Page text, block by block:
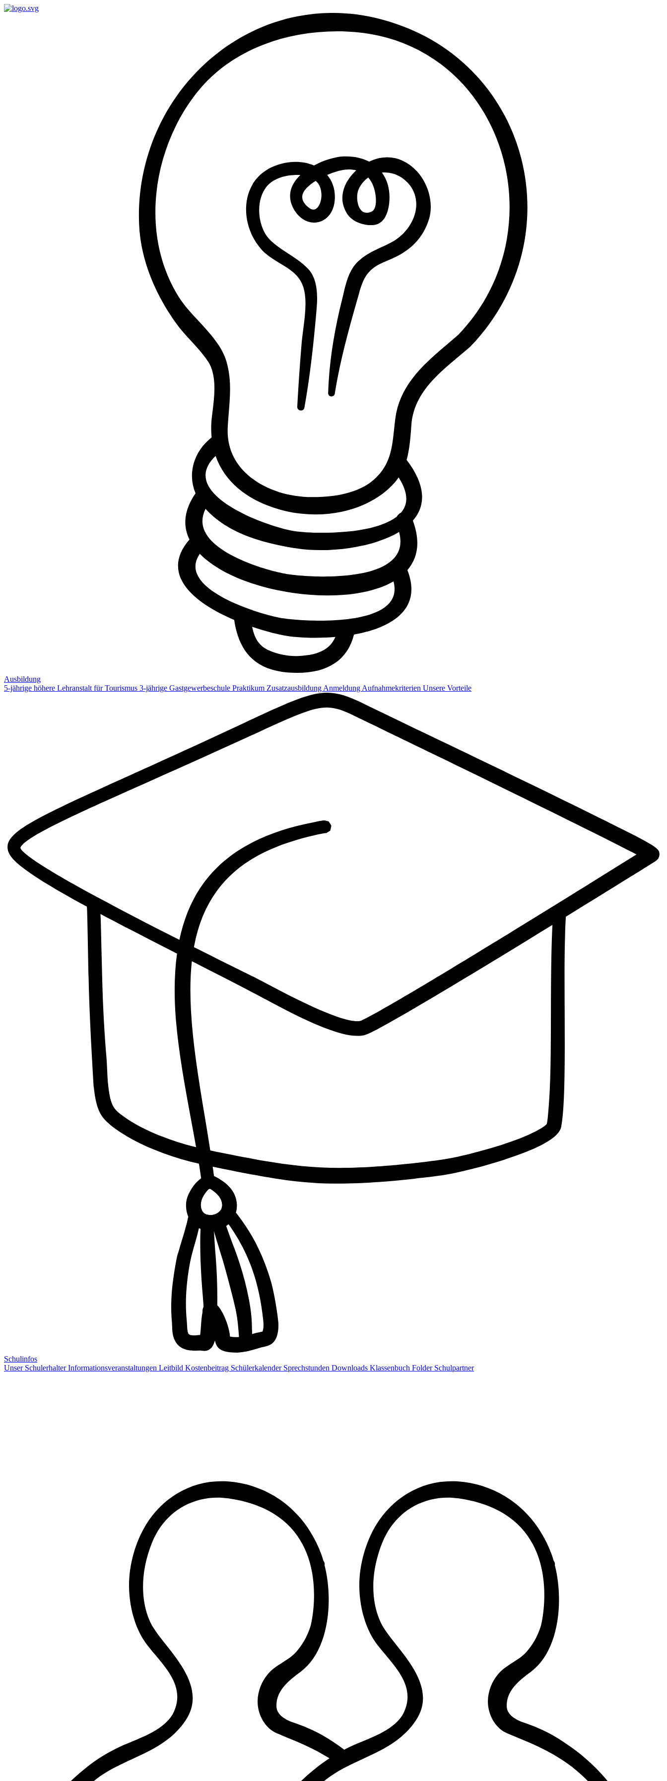
Ausbildung
5-jährige höhere Lehranstalt für Tourismus 3-jährige Gastgewerbeschule Praktikum Zusatzausbildung Anmeldung Aufnahmekriterien Unsere Vorteile
Schulinfos
Unser SchulerhalterInformationsveranstaltungen Leitbild Kostenbeitrag Schülerkalender Sprechstunden Downloads Klassenbuch Folder Schulpartner